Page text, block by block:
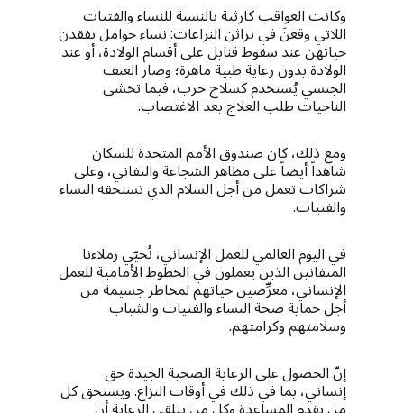
وكانت العواقب كارثية بالنسبة للنساء والفتيات
اللاتي وقعنَ في براثن النزاعات: نساء حوامل يفقدن
حياتهن عند سقوط قنابل على أقسام الولادة، أو عند
الولادة بدون رعاية طبية ماهرة؛ وصار العنف
الجنسي يُستخدم كسلاح حرب، فيما تخشى
الناجيات طلب العلاج بعد الاغتصاب.
ومع ذلك، كان صندوق الأمم المتحدة للسكان
شاهداً أيضاً على مظاهر الشجاعة والتفاني، وعلى
شراكات تعمل من أجل السلام الذي تستحقه النساء
والفتيات.
في اليوم العالمي للعمل الإنساني، نُحيّي زملاءنا
المتفانين الذين يعملون في الخطوط الأمامية للعمل
الإنساني، معرِّضين حياتهم لمخاطر جسيمة من
أجل حماية صحة النساء والفتيات والشباب
وسلامتهم وكرامتهم.
إنّ الحصول على الرعاية الصحية الجيدة حق
إنساني، بما في ذلك في أوقات النزاع. ويستحق كل